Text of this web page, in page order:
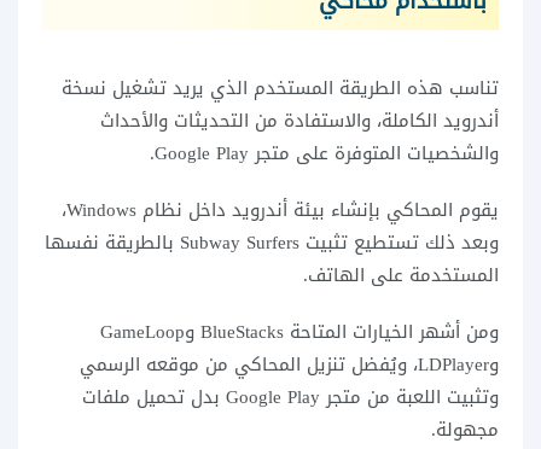
تناسب هذه الطريقة المستخدم الذي يريد تشغيل نسخة
أندرويد الكاملة، والاستفادة من التحديثات والأحداث
والشخصيات المتوفرة على متجر Google Play.
يقوم المحاكي بإنشاء بيئة أندرويد داخل نظام Windows،
وبعد ذلك تستطيع تثبيت Subway Surfers بالطريقة نفسها
المستخدمة على الهاتف.
ومن أشهر الخيارات المتاحة BlueStacks وGameLoop
وLDPlayer، ويُفضل تنزيل المحاكي من موقعه الرسمي
وتثبيت اللعبة من متجر Google Play بدل تحميل ملفات
مجهولة.